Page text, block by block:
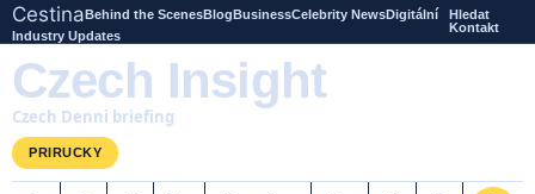
CestinaBehind the ScenesBlogBusinessCelebrity NewsDigitální
Industry Updates
Hledat
Kontakt
Czech Insight
Czech Denni briefing
PRIRUCKY